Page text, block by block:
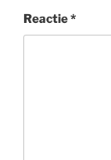
Reactie*